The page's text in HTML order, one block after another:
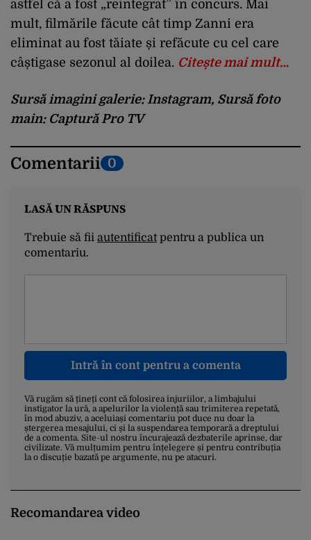
astfel că a fost „reintegrat” în concurs. Mai
mult, filmările făcute cât timp Zanni era
eliminat au fost tăiate și refăcute cu cel care
câștigase sezonul al doilea. Citește mai mult…
Sursă imagini galerie: Instagram, Sursă foto
main: Captură Pro TV
Comentarii 0
LASĂ UN RĂSPUNS
Trebuie să fii autentificatpentru a publica un
comentariu.
Intră în cont pentru a comenta
Vă rugăm să țineți cont că folosirea injuriilor, a limbajului
instigator la ură, a apelurilor la violență sau trimiterea repetată,
în mod abuziv, a aceluiași comentariu pot duce nu doar la
ștergerea mesajului, ci și la suspendarea temporară a dreptului
de a comenta. Site-ul nostru încurajează dezbaterile aprinse, dar
civilizate. Vă mulțumim pentru înțelegere și pentru contribuția
la o discuție bazată pe argumente, nu pe atacuri.
Recomandarea video